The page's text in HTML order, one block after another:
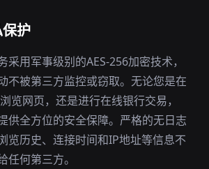
护
采用军事级别的AES-256加密技术，
不被第三方监控或窃取。无论您是在
览网页，还是进行在线银行交易，
供全方位的安全保障。严格的无日志
览历史、连接时间和IP地址等信息不
任何第三方。